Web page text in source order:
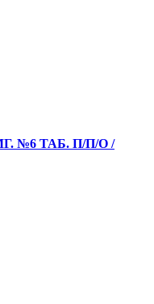
№6 ТАБ. П/П/О /